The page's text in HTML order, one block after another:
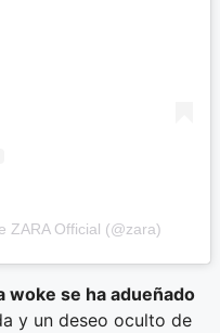
ZARA Official (@zara)
woke se ha adueñado
y un deseo oculto de